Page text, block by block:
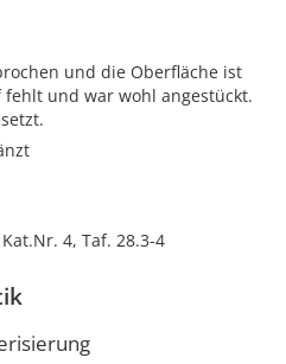
und die Oberfläche ist
und war wohl angestückt.
4, Taf. 28.3-4